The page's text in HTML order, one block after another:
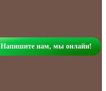
Напишите нам, мы онлайн!